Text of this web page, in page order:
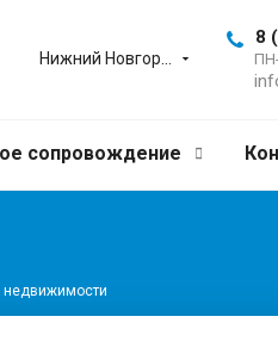
Нижний Новгород
8
сопровождение
недвижимости